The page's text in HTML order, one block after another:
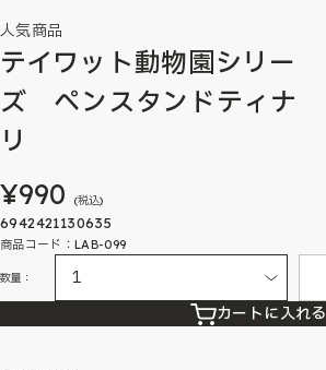
人気商品
テイワット動物園シリー
ズ ペンスタンドティナ
リ
¥990 (税込)
6942421130635
商品コード：LAB-099
数量：
カートに入れる